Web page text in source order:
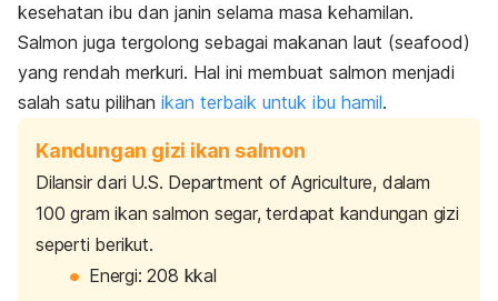
kesehatan ibu dan janin selama masa kehamilan.
Salmon juga tergolong sebagai makanan laut (seafood)
yang rendah merkuri. Hal ini membuat salmon menjadi
salah satu pilihan ikan terbaik untuk ibu hamil.
Kandungan gizi ikan salmon
Dilansir dari U.S. Department of Agriculture, dalam
100 gram ikan salmon segar, terdapat kandungan gizi
seperti berikut.
Energi: 208 kkal